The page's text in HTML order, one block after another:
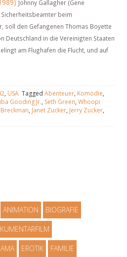
Johnny Gallagher (Gene
beim
soll den Gefangenen Thomas Boyette
Deutschland in die Vereinigten Staaten
am Flughafen die Flucht, und auf
, USA Tagged Abenteuer, Komödie,
Gooding Jr., Seth Green, Whoopi
, Janet Zucker, Jerry Zucker,
ANIMATION BIOGRAFIE
EROTIK FAMILIE